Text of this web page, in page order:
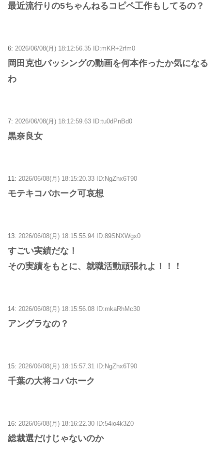
最近流行りの5ちゃんねるコピペ工作もしてるの？
6: 2026/06/08(月) 18:12:56.35 ID:mKR+2rfm0
岡田克也バッシングの動画を何本作ったか気になる
わ
7: 2026/06/08(月) 18:12:59.63 ID:tu0dPnBd0
黒奈良女
11: 2026/06/08(月) 18:15:20.33 ID:NgZhx6T90
モテキコバホーク可哀想
13: 2026/06/08(月) 18:15:55.94 ID:89SNXWgx0
すごい実績だな！
その実績をもとに、就職活動頑張れよ！！！
14: 2026/06/08(月) 18:15:56.08 ID:mkaRhMc30
アングラなの？
15: 2026/06/08(月) 18:15:57.31 ID:NgZhx6T90
千葉の大将コバホーク
16: 2026/06/08(月) 18:16:22.30 ID:54io4k3Z0
総裁選だけじゃないのか